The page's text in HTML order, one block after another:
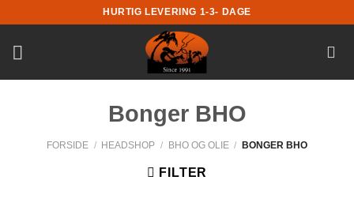
til
indhold
HURTIG LEVERING 1-3- DAGE
Bonger BHO
FORSIDE / HEADSHOP / BHO OG OLIE / BONGER BHO
FILTER